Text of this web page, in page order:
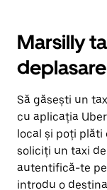
Marsilly
deplasare
Să găsești un
cu aplicația
local și poți plăti
soliciți un taxi
autentifică-te pe
introdu o